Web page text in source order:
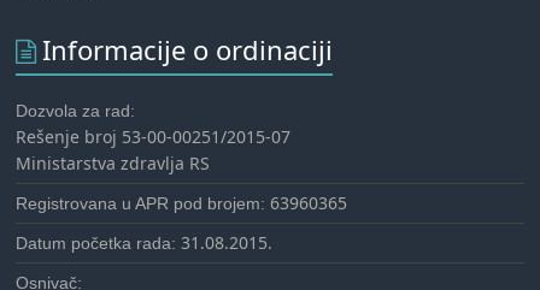
Informacije o ordinaciji
Dozvola za rad:
Rešenje broj 53-00-00251/2015-07
Ministarstva zdravlja RS
Registrovana u APR pod brojem:63960365
Datum početka rada:31.08.2015.
Osnivač: